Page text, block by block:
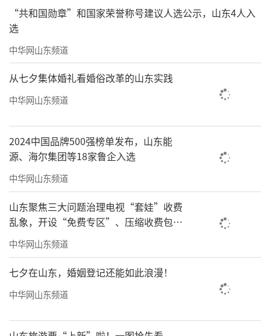
“共和国勋章”和国家荣誉称号建议人选公示，山东4人入
选
中华网山东频道
从七夕集体婚礼看婚俗改革的山东实践
中华网山东频道
2024中国品牌500强榜单发布，山东能
源、海尔集团等18家鲁企入选
中华网山东频道
山东聚焦三大问题治理电视“套娃”收费
乱象，开设“免费专区”、压缩收费包比
例70%以上
中华网山东频道
七夕在山东，婚姻登记还能如此浪漫！
中华网山东频道